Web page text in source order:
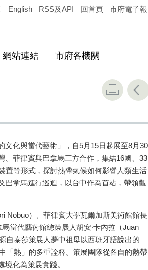
English RSS及API 回首頁 市府電子報
網站連結 市府各機關
文化與當代藝術」，自5月 15日起展至8月30
、菲律賓與巴拿馬三方合作，集結16國、 33
置等形式，探討熱帶氣候如何影響人類生活
拿馬進行巡迴，以台中作為首站，帶領觀
Nobuo）、菲律賓大學瓦爾加斯美術館館長
當代藝術館總策展人胡安‧卡內拉（Juan
自泰莎策展人夢中祖母以西班牙語說出的
「熱」的多重詮釋。策展團隊從各自的熱帶
化為策展實踐。